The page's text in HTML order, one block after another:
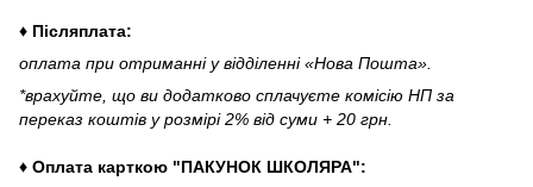
♦ Післяплата:
оплата при отриманні у відділенні «Нова Пошта».
*врахуйте, що ви додатково сплачуєте комісію НП за
переказ коштів у розмірі 2% від суми + 20 грн.
♦ Оплата карткою "ПАКУНОК ШКОЛЯРА":